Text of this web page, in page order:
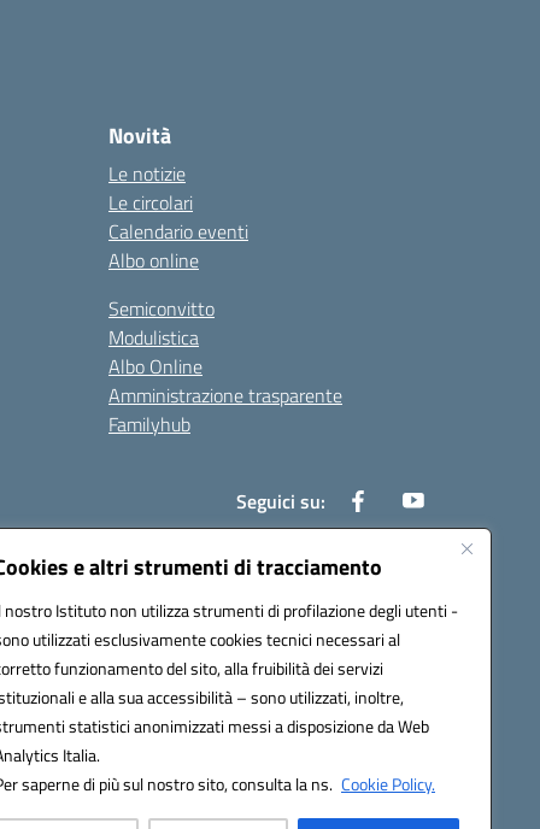
e altri strumenti di tracciamento
nostro Istituto non utilizza strumenti di profilazione degli utenti -
utilizzati esclusivamente cookies tecnici necessari al
funzionamento del sito, alla fruibilità dei servizi
e alla sua accessibilità – sono utilizzati, inoltre,
statistici anonimizzati messi a disposizione da Web
Italia.
saperne di più sul nostro sito, consulta la ns. Cookie Policy.
Novità
Le notizie
Le circolari
Calendario eventi
Albo online
Semiconvitto
Modulistica
Albo Online
Amministrazione trasparente
Familyhub
Seguici su: